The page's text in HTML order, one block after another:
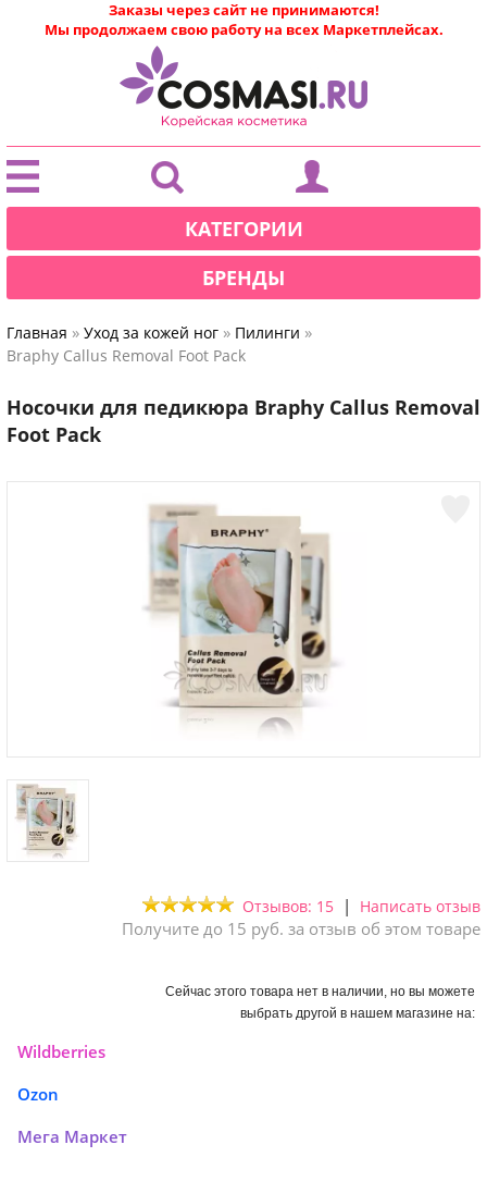
|
Заказы через сайт не принимаются!
Мы продолжаем свою работу на всех Маркетплейсах.
КАТЕГОРИИ
БРЕНДЫ
Главная » Уход за кожей ног » Пилинги »
Braphy Callus Removal Foot Pack
Носочки для педикюра Braphy Callus Removal
Foot Pack
Отзывов: 15 | Написать отзыв
Получите до 15 руб. за отзыв об этом товаре
Сейчас этого товара нет в наличии, но вы можете
выбрать другой в нашем магазине на:
Wildberries
Ozon
Мега Маркет